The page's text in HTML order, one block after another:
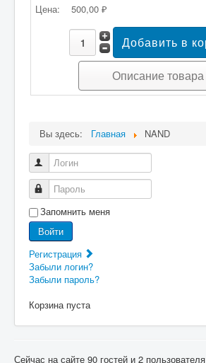
Цена: 500,00 ₽
Описание товара
Вы здесь: Главная NAND
Логин
Пароль
Запомнить меня
Войти
Регистрация
Забыли логин?
Забыли пароль?
Корзина пуста
Сейчас на сайте 90 гостей и 2 пользователя